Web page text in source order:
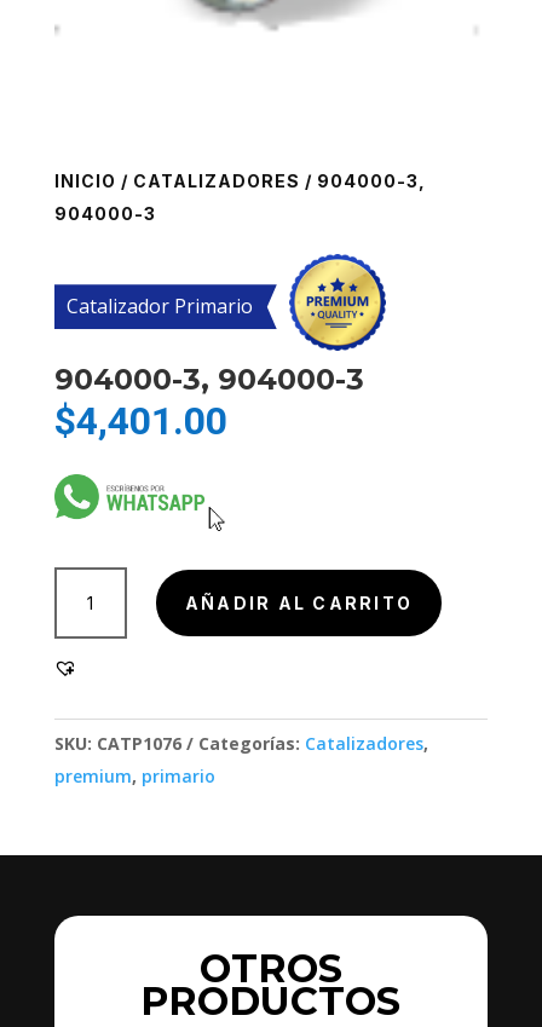
INICIO / CATALIZADORES / 904000-3,
904000-3
Catalizador Primario
904000-3, 904000-3
$4,401.00
904000-
3
cantidad
AÑADIR AL CARRITO
SKU: CATP1076 Categorías: Catalizadores,
premium, primario
OTROS
PRODUCTOS